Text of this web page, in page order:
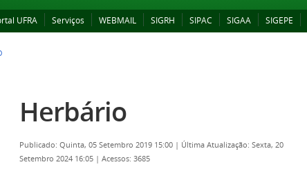
UFRA Serviços WEBMAIL SIGRH SIPAC SIGAA SIGEPE
Herbário
Publicado: Quinta, 05 Setembro 2019 15:00 | Última Atualização: Sexta, 20
Setembro 2024 16:05 | Acessos: 3685